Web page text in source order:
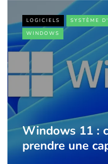
LOGICIELS
SYSTÈME
WINDOWS
Windows 11 :
prendre une